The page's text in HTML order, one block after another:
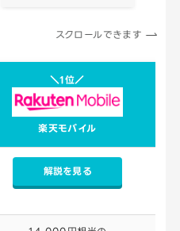
スクロールできます
＼1位／
楽天モバイル
解説を見る